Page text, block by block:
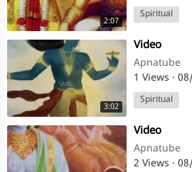
2:07
Spiritual
3:02
⁣Video
Apnatube
1 Views ·
Spiritual
⁣Video
Apnatube
2 Views ·